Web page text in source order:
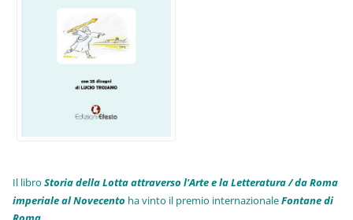
Il libroStoria della Lotta attraverso l'Arte e la Letteratura / da Roma
imperiale al Novecento ha vinto il premio internazionaleFontane di